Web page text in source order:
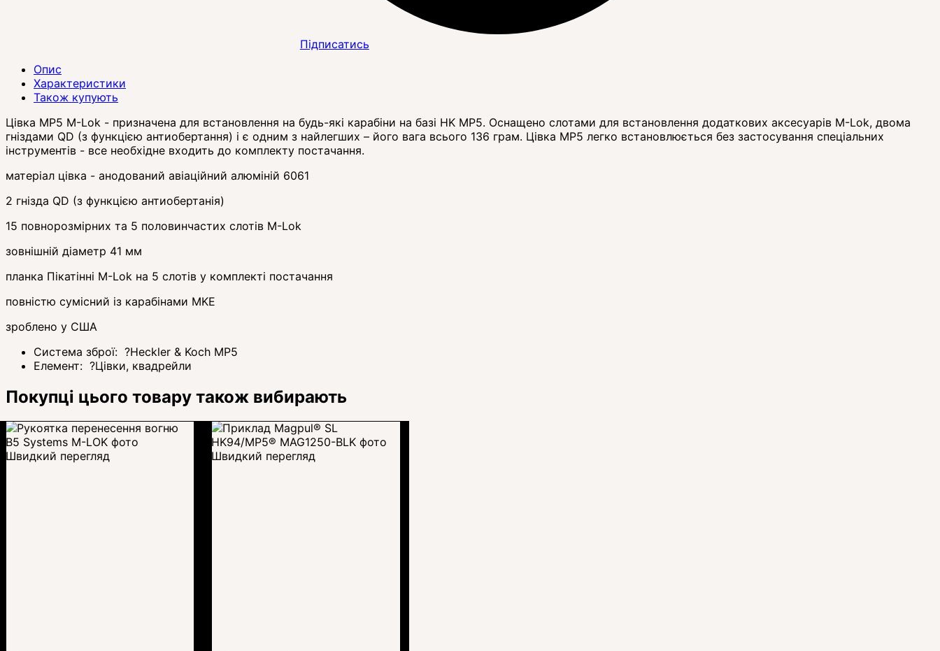
Підписатись
Опис
Характеристики
Також купують
Цівка MP5 M-Lok - призначена для встановлення на будь-які карабіни на базі HK MP5. Оснащено слотами для встановлення додаткових аксесуарів M-Lok, двома
гніздами QD (з функцією антиобертання) і є одним з найлегших – його вага всього 136 грам. Цівка MP5 легко встановлюється без застосування спеціальних
інструментів - все необхідне входить до комплекту постачання.
матеріал цівка - анодований авіаційний алюміній 6061
2 гнізда QD (з функцією антиобертанія)
15 повнорозмірних та 5 половинчастих слотів M-Lok
зовнішній діаметр 41 мм
планка Пікатінні M-Lok на 5 слотів у комплекті постачання
повністю сумісний із карабінами MKE
зроблено у США
Система зброї: ?Heckler & Koch MP5
Елемент: ?Цівки, квадрейли
Покупці цього товару також вибирають
Швидкий перегляд Швидкий перегляд